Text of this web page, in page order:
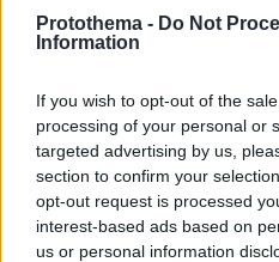
Protothema - Do Not
Information
If you wish to opt-out of the
processing of your personal or
targeted advertising by us,
section to confirm your
opt-out request is processed
interest-based ads based on
us or personal information